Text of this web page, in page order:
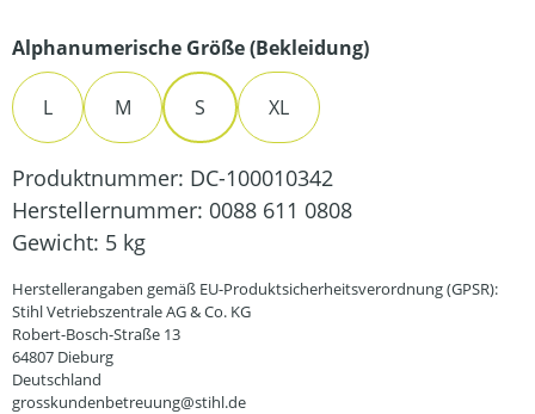
Alphanumerische Größe (Bekleidung)auswählen
L M S XL
Produktnummer: DC-100010342
Herstellernummer: 0088 611 0808
Gewicht: 5 kg
Herstellerangaben gemäß EU-Produktsicherheitsverordnung (GPSR):
Stihl Vetriebszentrale AG & Co. KG
Robert-Bosch-Straße 13
64807 Dieburg
Deutschland
grosskundenbetreuung@stihl.de